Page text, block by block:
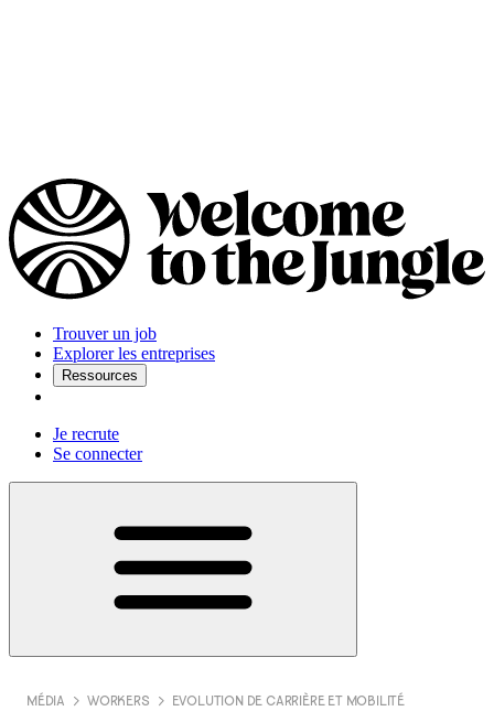
Trouver un job
Explorer les entreprises
Ressources
Je recrute
Se connecter
EVOLUTION DE CARRIÈRE ET MOBILITÉ
WORKERS
MÉDIA